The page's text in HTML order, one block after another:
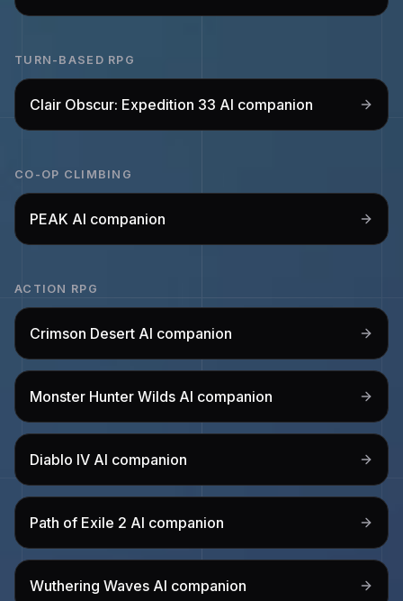
TURN-BASED RPG
Clair Obscur: Expedition 33 AI companion
CO-OP CLIMBING
PEAK AI companion
ACTION RPG
Crimson Desert AI companion
Monster Hunter Wilds AI companion
Diablo IV AI companion
Path of Exile 2 AI companion
Wuthering Waves AI companion